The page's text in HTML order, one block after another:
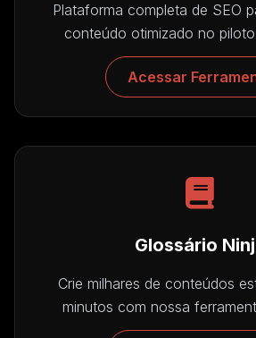
Plataforma completa de SEO
conteúdo otimizado no
Acessar
Glossário
Crie milhares de conteúdos
minutos com nossa